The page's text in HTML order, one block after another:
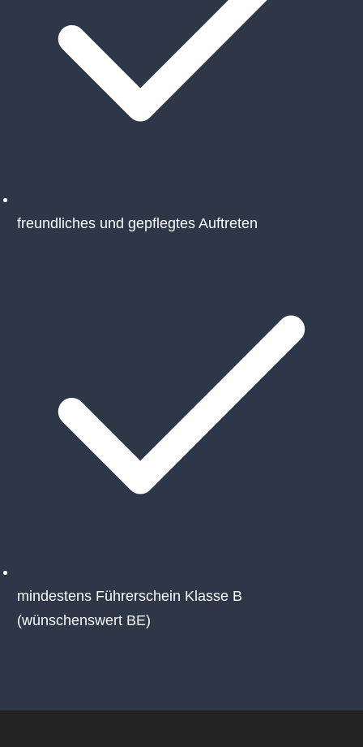
freundliches und gepflegtes Auftreten
mindestens Führerschein Klasse B
(wünschenswert BE)